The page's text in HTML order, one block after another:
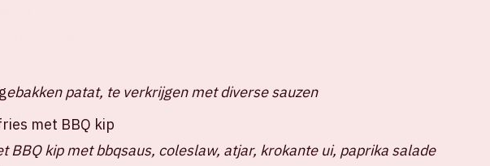
de
ticket en
en
gebakken patat, te verkrijgen met diverse sauzen
met BBQ kip
BBQ kip met bbqsaus, coleslaw, atjar, krokante ui, paprika salade